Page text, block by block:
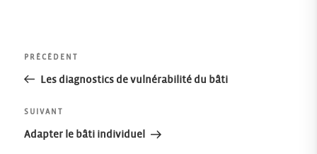
Navigation
l’article
Article
précédent
PRÉCÉDENT
Les diagnostics de vulnérabilité du bâti
Article
suivant
SUIVANT
Adapter le bâti individuel